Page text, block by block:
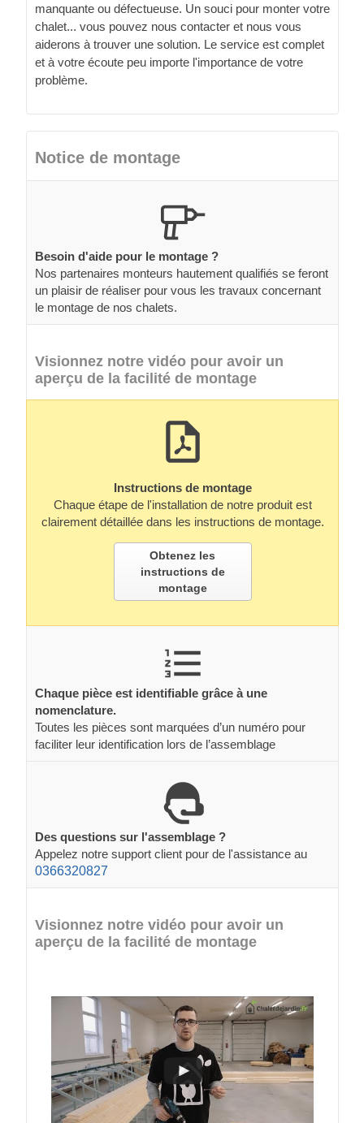
manquante ou défectueuse. Un souci pour monter votre
chalet... vous pouvez nous contacter et nous vous
aiderons à trouver une solution. Le service est complet
et à votre écoute peu importe l'importance de votre
problème.
Notice de montage
Besoin d'aide pour le montage ?
Nos partenaires monteurs hautement qualifiés se feront
un plaisir de réaliser pour vous les travaux concernant
le montage de nos chalets.
Visionnez notre vidéo pour avoir un
aperçu de la facilité de montage
Instructions de montage
Chaque étape de l'installation de notre produit est
clairement détaillée dans les instructions de montage.
Obtenez les
instructions de
montage
Chaque pièce est identifiable grâce à une
nomenclature.
Toutes les pièces sont marquées d’un numéro pour
faciliter leur identification lors de l’assemblage
Des questions sur l'assemblage ?
Appelez notre support client pour de l'assistance au
0366320827
Visionnez notre vidéo pour avoir un
aperçu de la facilité de montage